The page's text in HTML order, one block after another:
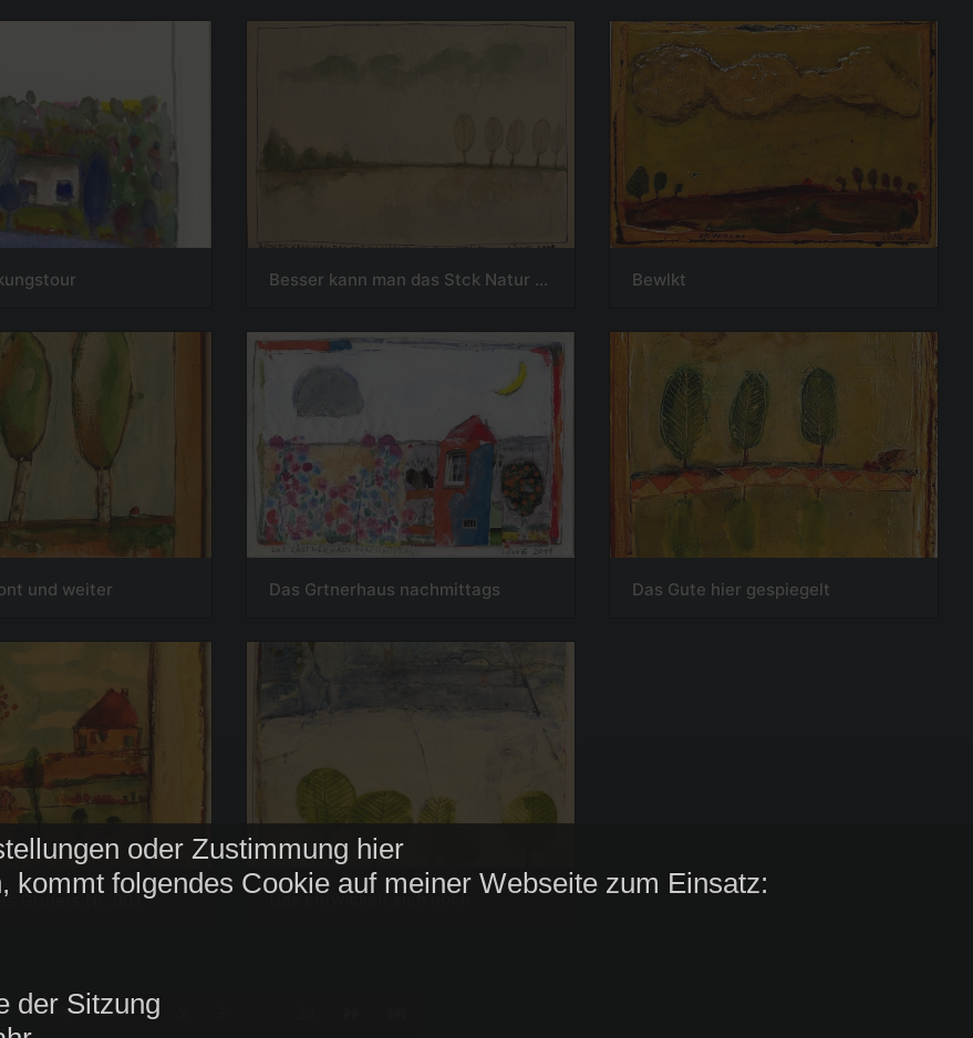
oder Zustimmung hier
kommt folgendes Cookie auf meiner Webseite zum Einsatz:
der Sitzung
Besser kann man das Stck Natur nicht vorstellen Bewlkt
und weiter Das Grtnerhaus nachmittags Das Gute hier gespiegelt
Grtners Nr. 001 Das entwickelt sich noch
1